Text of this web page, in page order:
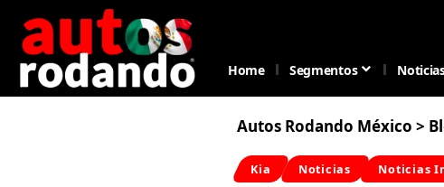
Home Segmentos
Autos Rodando México >
Kia Noticias Noticias